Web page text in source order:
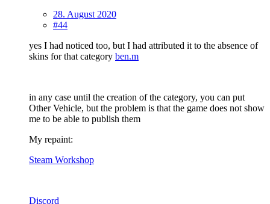
28. August 2020
#44
yes I had noticed too, but I had attributed it to the absence of
skins for that category ben.m
in any case until the creation of the category, you can put
Other Vehicle, but the problem is that the game does not show
me to be able to publish them
My repaint:
Steam Workshop
Discord